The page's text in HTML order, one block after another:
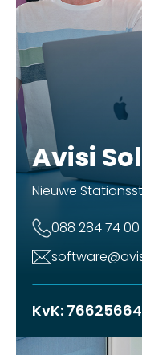
Avisi
Nieuwe
088 284 74 00
KvK: